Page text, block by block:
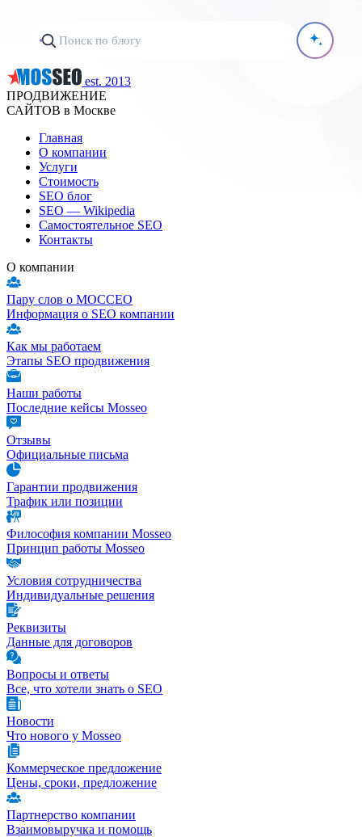
est. 2013
ПРОДВИЖЕНИЕ
САЙТОВ в Москве
Главная
О компании
Услуги
Стоимость
SEO блог
SEO — Wikipedia
Самостоятельное SEO
Контакты
О компании
Пару слов о МОССЕО
Информация о SEO компании
Как мы работаем
Этапы SEO продвижения
Наши работы
Последние кейсы Mosseo
Отзывы
Официальные письма
Гарантии продвижения
Трафик или позиции
Философия компании Mosseo
Принцип работы Mosseo
Условия сотрудничества
Индивидуальные решения
Реквизиты
Данные для договоров
Вопросы и ответы
Все, что хотели знать о SEO
Новости
Что нового у Mosseo
Коммерческое предложение
Цены, сроки, предложение
Партнерство компании
Взаимовыручка и помощь